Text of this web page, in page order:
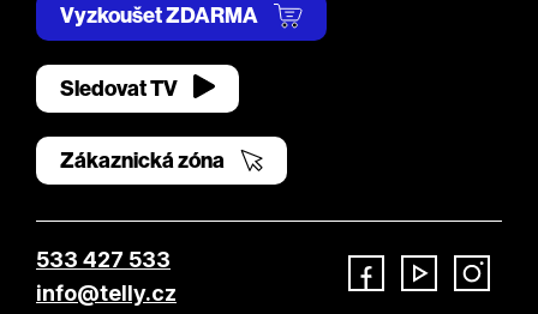
Vyzkoušet ZDARMA
Sledovat TV
Zákaznická zóna
533 427 533
info@telly.cz